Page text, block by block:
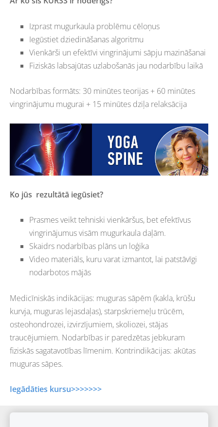
Izprast mugurkaula problēmu cēloņus
Iegūstiet dziedināšanas algoritmu
Vienkārši un efektīvi vingrinājumi sāpju mazināšanai
Fiziskās labsajūtas uzlabošanās jau nodarbību laikā
Nodarbības formāts: 30 minūtes teorijas + 60 minūtes
vingrinājumu mugurai + 15 minūtes dziļa relaksācija
Ko jūs rezultātā iegūsiet?
Prasmes veikt tehniski vienkāršus, bet efektīvus
vingrinājumus visām mugurkaula daļām.
Skaidrs nodarbības plāns un loģika
Video materiāls, kuru varat izmantot, lai patstāvīgi
nodarbotos mājās
Medicīniskās indikācijas: muguras sāpēm (kakla, krūšu
kurvja, muguras lejasdaļas), starpskriemeļu trūcēm,
osteohondrozei, izvirzījumiem, skoliozei, stājas
traucējumiem. Nodarbības ir paredzētas jebkuram
fiziskās sagatavotības līmenim. Kontrindikācijas: akūtas
muguras sāpes.
Iegādāties kursu>>>>>>>